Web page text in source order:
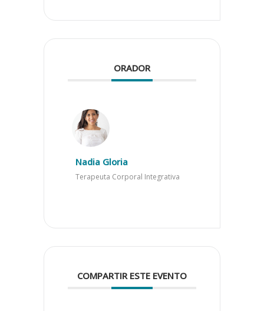
ORADOR
Nadia Gloria
Terapeuta Corporal Integrativa
COMPARTIR ESTE EVENTO